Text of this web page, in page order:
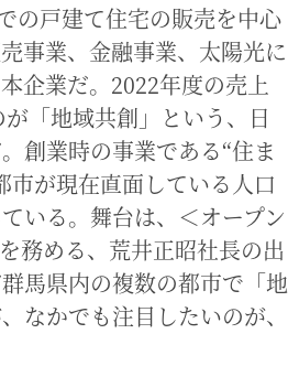
の戸建て住宅の販売を中心
事業、金融事業、太陽光に
企業だ。2022年度の売上
「地域共創」という、日
創業時の事業である“住ま
が現在直面している人口
いる。舞台は、＜オープン
務める、荒井正昭社長の出
馬県内の複数の都市で「地
なかでも注目したいのが、